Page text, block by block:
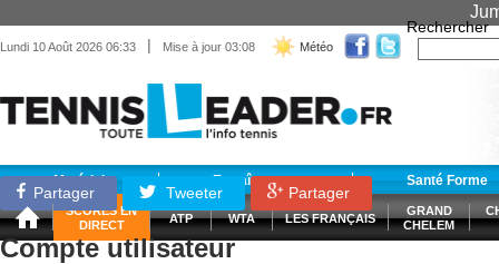
Lundi 10 Août 2026 06:33 | Mise à jour 03:08 Météo
Rechercher
Matériel Entraînement Santé Forme
SCORES EN
DIRECT
ATP WTA LES FRANÇAIS
GRAND
CHELEM
Partager Tweeter Partager
Compte utilisateur